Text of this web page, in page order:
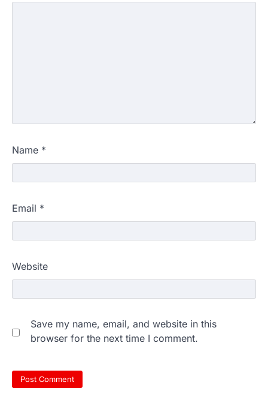
Name *
Email *
Website
Save my name, email, and website in this
browser for the next time I comment.